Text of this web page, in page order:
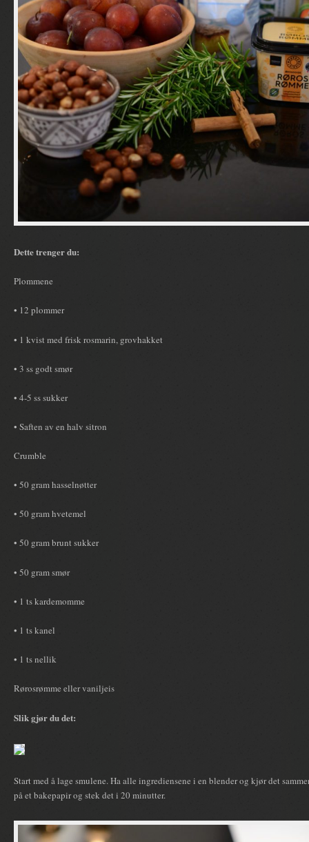
Dette trenger du:
Plommene
• 12 plommer
• 1 kvist med frisk rosmarin, grovhakket
• 3 ss godt smør
• 4-5 ss sukker
• Saften av en halv sitron
Crumble
• 50 gram hasselnøtter
• 50 gram hvetemel
• 50 gram brunt sukker
• 50 gram smør
• 1 ts kardemomme
• 1 ts kanel
• 1 ts nellik
Rørosrømme eller vaniljeis
Slik gjør du det:
Start med å lage smulene. Ha alle ingrediensene i en blender og kjør det
på et bakepapir og stek det i 20 minutter.